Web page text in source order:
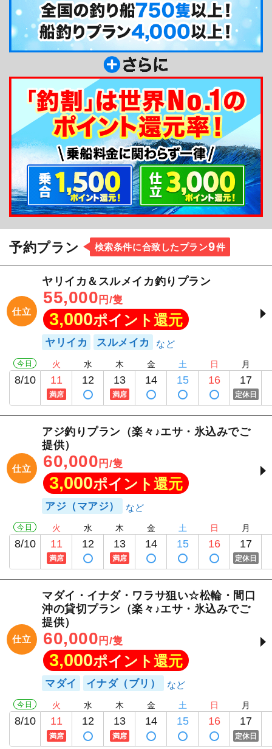
方なら、宿泊プランで釣り合宿なんて検討されてみ
てはいかがですか？漁師の船長が、普段の釣りでは
知り得なかったコツを得られるかもしれません！
釣り船からのメッセージ
こんにちは！間口港の一郎丸です。仕立船ですの
で、お客様の時間に合わせて、気の合う仲間と有意
義な釣りを楽しんでいただけます。初心者の方で
も、安心して乗れるように、船頭が親切丁寧に指導
致します。常時2隻待機でお待ちしています！BBQ
が出来る砂浜も近くにございますので、思い出づく
りに是非ご利用くださいね☆facebookページもはじ
めましたのでぜひご覧ください！
予約プラン 検索条件に合致したプラン9件
仕立
ヤリイカ＆スルメイカ釣りプラン
55,000 円/隻
3,000ポイント還元
ヤリイカ スルメイカ
今日
8/10
火
11
満席
水
12
木
13
満席
金
14
土
15
日
16
月
17
定休日
仕立
アジ釣りプラン（楽々♪エサ・氷込みでご
提供）
60,000 円/隻
3,000ポイント還元
アジ（マアジ）
今日
8/10
火
11
満席
水
12
木
13
満席
金
14
土
15
日
16
月
17
定休日
仕立
マダイ・イナダ・ワラサ狙い☆松輪・間口
沖の貸切プラン（楽々♪エサ・氷込みでご
提供）
60,000 円/隻
3,000ポイント還元
マダイ イナダ（ブリ）
今日
8/10
火
11
満席
水
12
木
13
満席
金
14
土
15
日
16
月
17
定休日